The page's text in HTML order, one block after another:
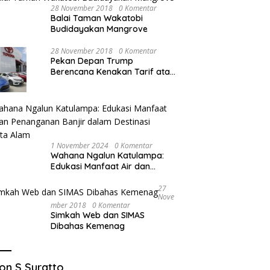
28 November 2018 0 Komentar
Balai Taman Wakatobi
Budidayakan Mangrove
28 November 2018 0 Komentar
Pekan Depan Trump
Berencana Kenakan Tarif atas
1 November 2024 0 Komentar
Wahana Ngalun Katulampa:
Edukasi Manfaat Air dan
Destinasi Wisata Alam
27
Nove
Mber 2018
0 Komentar
Simkah Web dan SIMAS
Dibahas Kemenag